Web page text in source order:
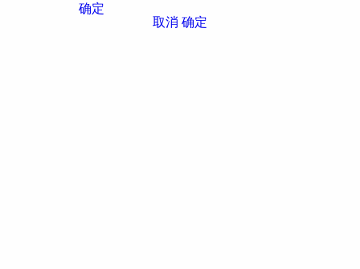
取消 确定
确定